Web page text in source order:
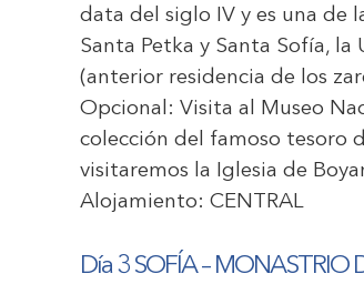
data del siglo IV y es una de
Santa Petka y Santa Sofía,
(anterior residencia de los
Opcional: Visita al Museo
colección del famoso tesoro
visitaremos la Iglesia de
Alojamiento: CENTRAL
Día 3 SOFÍA – MONASTRIO